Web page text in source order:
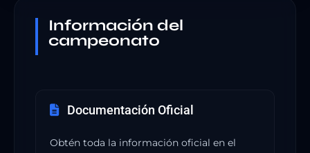
Información del
campeonato
Documentación Oficial
Obtén toda la información oficial en el